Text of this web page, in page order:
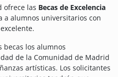
ofrece las Becas de Excelencia
a alumnos universitarios con
becas los alumnos
de la Comunidad de Madrid
artísticas. Los solicitantes